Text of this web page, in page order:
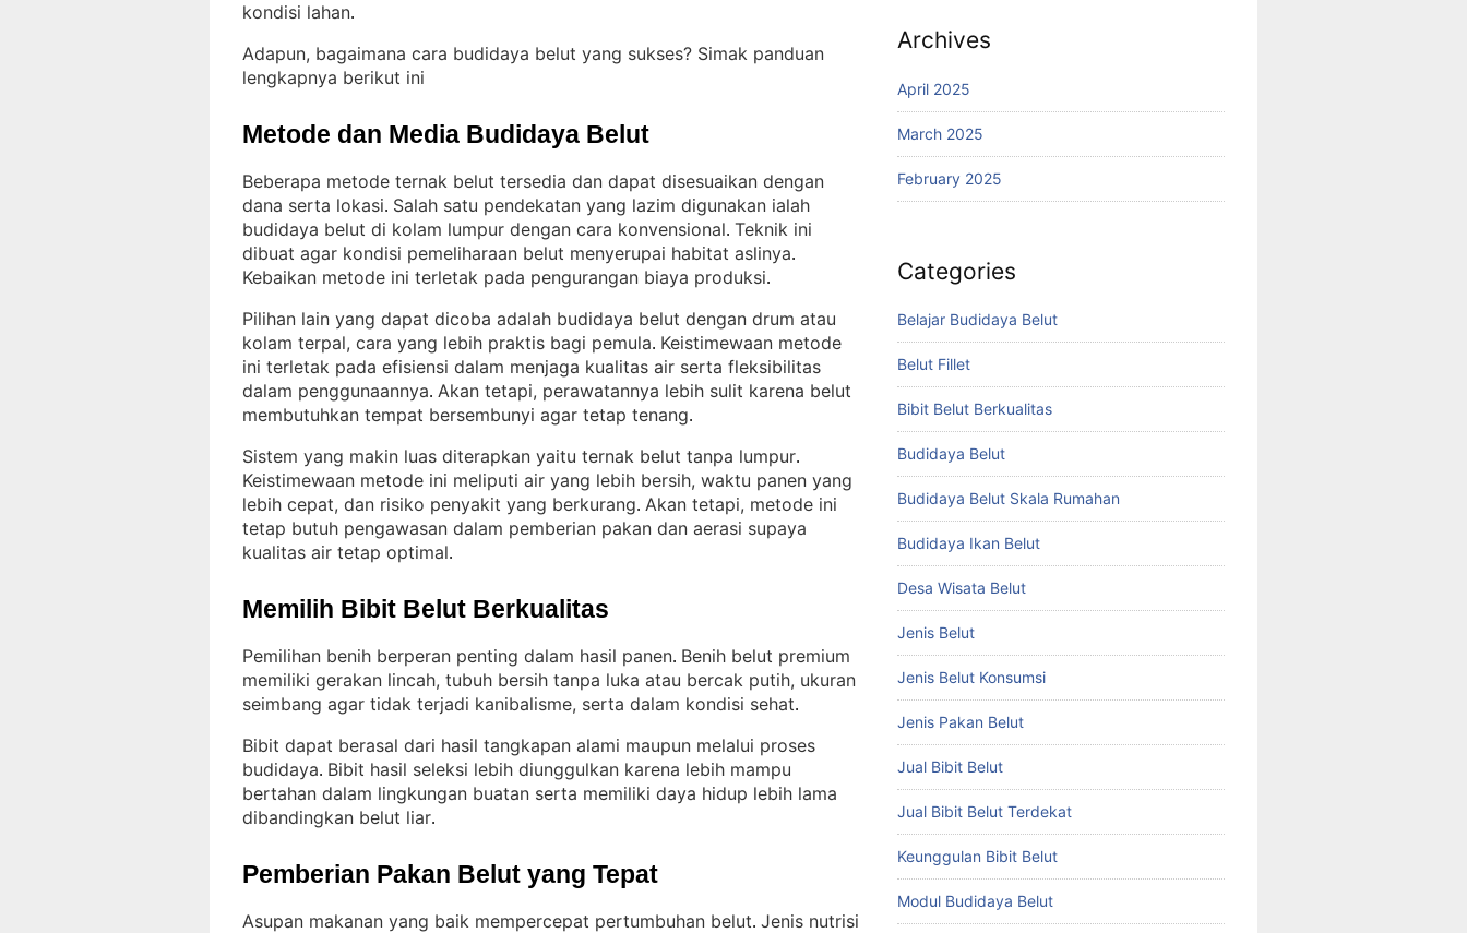
kondisi lahan.
Adapun, bagaimana cara budidaya belut yang sukses? Simak panduan
lengkapnya berikut ini
Metode dan Media Budidaya Belut
Beberapa metode ternak belut tersedia dan dapat disesuaikan dengan
dana serta lokasi. Salah satu pendekatan yang lazim digunakan ialah
budidaya belut di kolam lumpur dengan cara konvensional. Teknik ini
dibuat agar kondisi pemeliharaan belut menyerupai habitat aslinya
Kebaikan metode ini terletak pada pengurangan biaya produksi.
Pilihan lain yang dapat dicoba adalah budidaya belut dengan drum atau
kolam terpal, cara yang lebih praktis bagi pemula. Keistimewaan metode
ini terletak pada efisiensi dalam menjaga kualitas air serta fleksibilitas
dalam penggunaannya. Akan tetapi, perawatannya lebih sulit karena belut
membutuhkan tempat bersembunyi agar tetap tenang.
Sistem yang makin luas diterapkan yaitu ternak belut tanpa lumpur
Keistimewaan metode ini meliputi air yang lebih bersih, waktu panen yang
lebih cepat, dan risiko penyakit yang berkurang. Akan tetapi, metode ini
tetap butuh pengawasan dalam pemberian pakan dan aerasi supaya
kualitas air tetap optimal.
Memilih Bibit Belut Berkualitas
Pemilihan benih berperan penting dalam hasil panen. Benih belut premium
memiliki gerakan lincah, tubuh bersih tanpa luka atau bercak putih, ukuran
seimbang agar tidak terjadi kanibalisme, serta dalam kondisi sehat.
Bibit dapat berasal dari hasil tangkapan alami maupun melalui proses
budidaya. Bibit hasil seleksi lebih diunggulkan karena lebih mampu
bertahan dalam lingkungan buatan serta memiliki daya hidup lebih lama
dibandingkan belut liar.
Pemberian Pakan Belut yang Tepat
Asupan makanan yang baik mempercepat pertumbuhan belut. Jenis nutrisi
Archives
April 2025
March 2025
February 2025
Categories
Belajar Budidaya Belut
Belut Fillet
Bibit Belut Berkualitas
Budidaya Belut
Budidaya Belut Skala Rumahan
Budidaya Ikan Belut
Desa Wisata Belut
Jenis Belut
Jenis Belut Konsumsi
Jenis Pakan Belut
Jual Bibit Belut
Jual Bibit Belut Terdekat
Keunggulan Bibit Belut
Modul Budidaya Belut